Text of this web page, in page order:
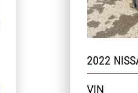
2022
VIN